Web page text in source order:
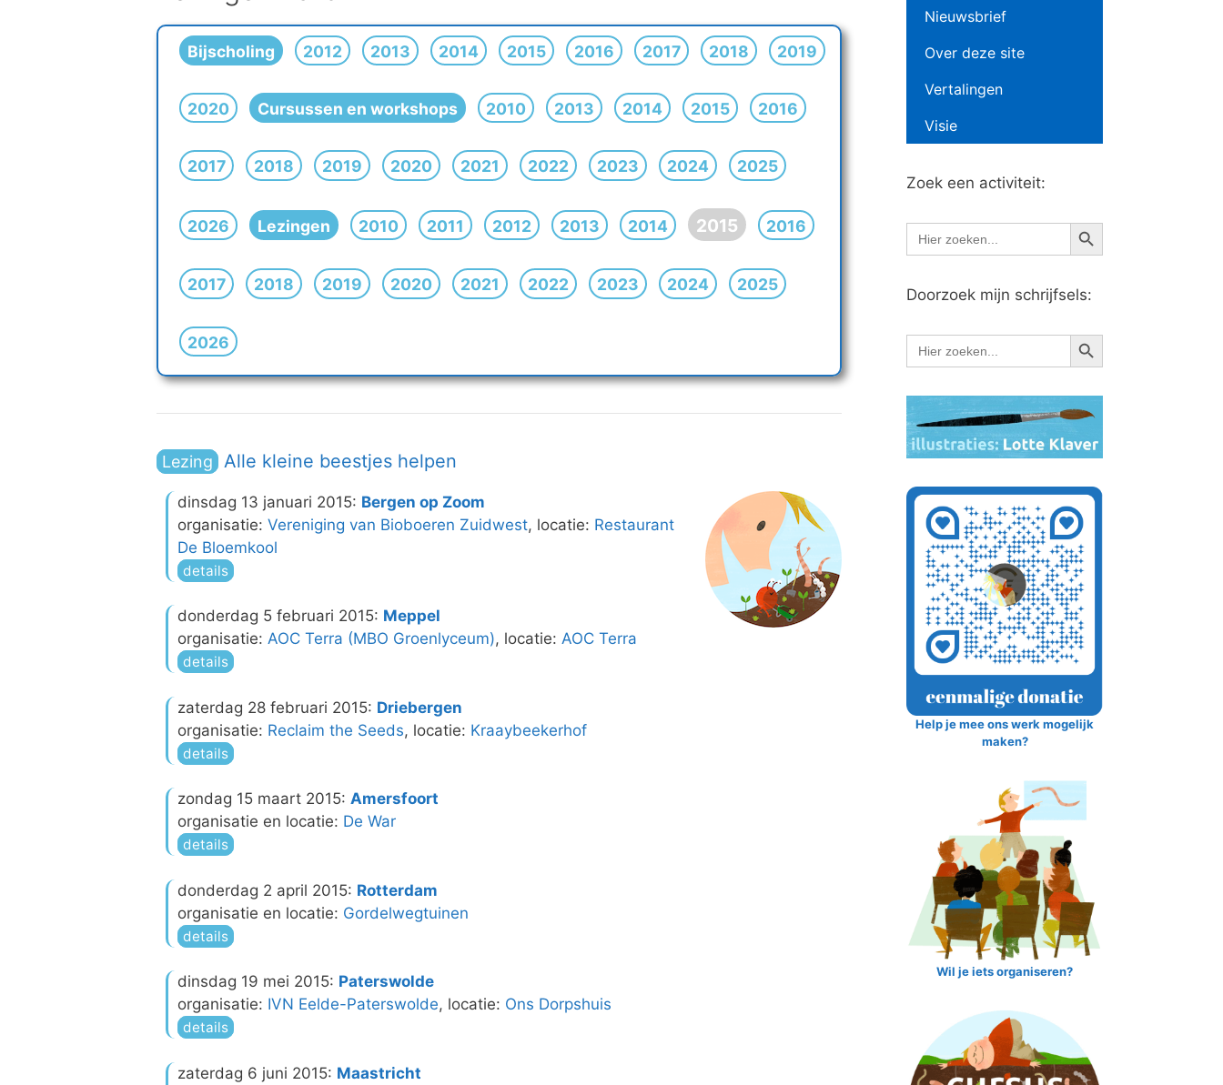
Bijscholing 2012 2013 2014 2015 2016 2017 2018 2019
2020 Cursussen en workshops 2010 2013 2014 2015 2016
2017 2018 2019 2020 2021 2022 2023 2024 2025
2026 Lezingen 2010 2011 2012 2013 2014 2015 2016
2017 2018 2019 2020 2021 2022 2023 2024 2025
2026
Lezing Alle kleine beestjes helpen
dinsdag 13 januari 2015: Bergen op Zoom
organisatie: Vereniging van Bioboeren Zuidwest, locatie: Restaurant
De Bloemkool
details
donderdag 5 februari 2015: Meppel
organisatie: AOC Terra (MBO Groenlyceum), locatie: AOC Terra
details
zaterdag 28 februari 2015: Driebergen
organisatie: Reclaim the Seeds, locatie: Kraaybeekerhof
details
zondag 15 maart 2015: Amersfoort
organisatie en locatie: De War
details
donderdag 2 april 2015: Rotterdam
organisatie en locatie: Gordelwegtuinen
details
dinsdag 19 mei 2015: Paterswolde
organisatie: IVN Eelde-Paterswolde, locatie: Ons Dorpshuis
details
zaterdag 6 juni 2015: Maastricht
Nieuwsbrief
Over deze site
Vertalingen
Visie
Zoek een activiteit:
Zoek
naar:
Zoekknop
Doorzoek mijn schrijfsels:
Zoek
naar:
Zoekknop
Help je mee ons werk mogelijk
maken?
Wil je iets organiseren?